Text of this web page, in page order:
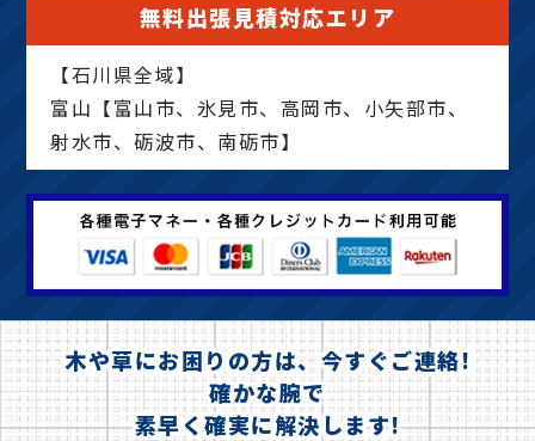
無料出張見積対応エリア
【石川県全域】
富山【富山市、氷見市、高岡市、小矢部市、
射水市、砺波市、南砺市】
木や草にお困りの方は、今すぐご連絡!
確かな腕で
素早く確実に解決します!